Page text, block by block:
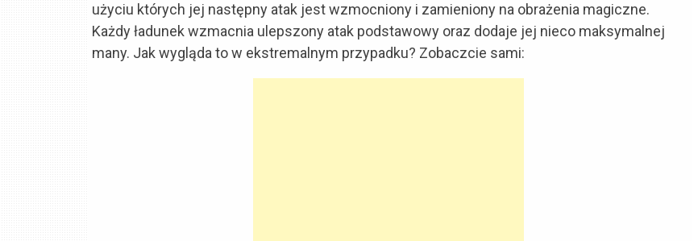
użyciu których jej następny atak jest wzmocniony i zamieniony na obrażenia magiczne.
Każdy ładunek wzmacnia ulepszony atak podstawowy oraz dodaje jej nieco maksymalnej
many. Jak wygląda to w ekstremalnym przypadku? Zobaczcie sami: